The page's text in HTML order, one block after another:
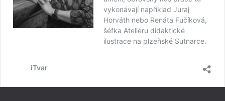
vykonávají například Juraj
Horváth nebo Renáta Fučíková,
šéfka Ateliéru didaktické
ilustrace na plzeňské Sutnarce.
iTvar